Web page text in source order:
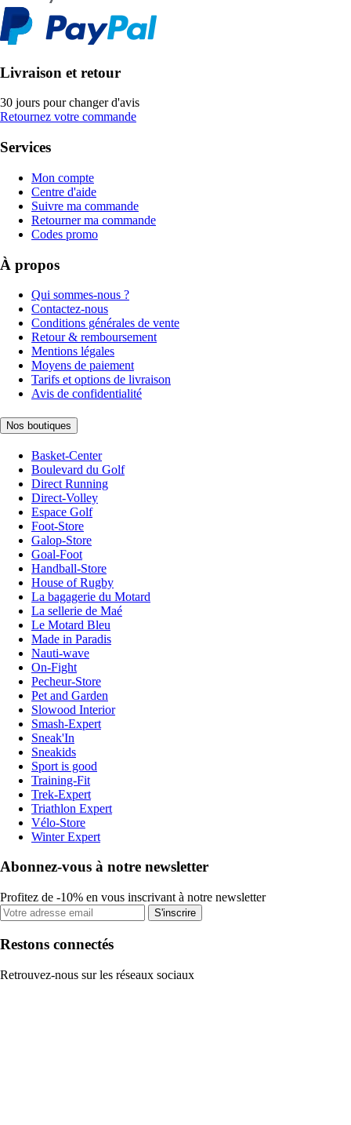
Livraison et retour
30 jours pour changer d'avis
Retournez votre commande
Services
Mon compte
Centre d'aide
Suivre ma commande
Retourner ma commande
Codes promo
À propos
Qui sommes-nous ?
Contactez-nous
Conditions générales de vente
Retour & remboursement
Mentions légales
Moyens de paiement
Tarifs et options de livraison
Avis de confidentialité
Nos boutiques
Basket-Center
Boulevard du Golf
Direct Running
Direct-Volley
Espace Golf
Foot-Store
Galop-Store
Goal-Foot
Handball-Store
House of Rugby
La bagagerie du Motard
La sellerie de Maé
Le Motard Bleu
Made in Paradis
Nauti-wave
On-Fight
Pecheur-Store
Pet and Garden
Slowood Interior
Smash-Expert
Sneak'In
Sneakids
Sport is good
Training-Fit
Trek-Expert
Triathlon Expert
Vélo-Store
Winter Expert
Abonnez-vous à notre newsletter
Profitez de -10% en vous inscrivant à notre newsletter
S'inscrire
Restons connectés
Retrouvez-nous sur les réseaux sociaux